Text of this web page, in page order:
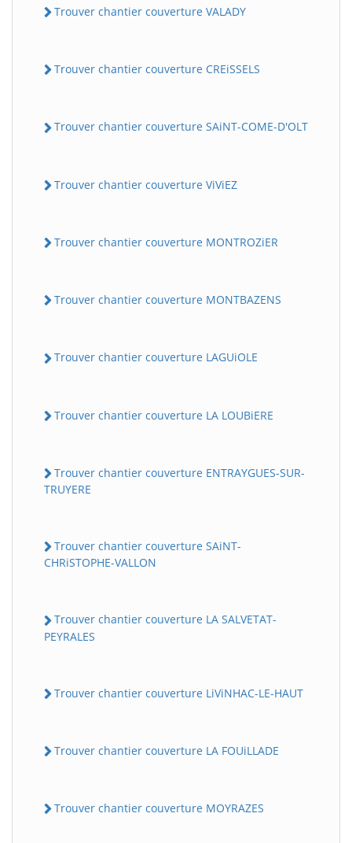
Trouver chantier couverture VALADY
Trouver chantier couverture CREiSSELS
Trouver chantier couverture SAiNT-COME-D'OLT
Trouver chantier couverture ViViEZ
Trouver chantier couverture MONTROZiER
Trouver chantier couverture MONTBAZENS
Trouver chantier couverture LAGUiOLE
Trouver chantier couverture LA LOUBiERE
Trouver chantier couverture ENTRAYGUES-SUR-
TRUYERE
Trouver chantier couverture SAiNT-
CHRiSTOPHE-VALLON
Trouver chantier couverture LA SALVETAT-
PEYRALES
Trouver chantier couverture LiViNHAC-LE-HAUT
Trouver chantier couverture LA FOUiLLADE
Trouver chantier couverture MOYRAZES